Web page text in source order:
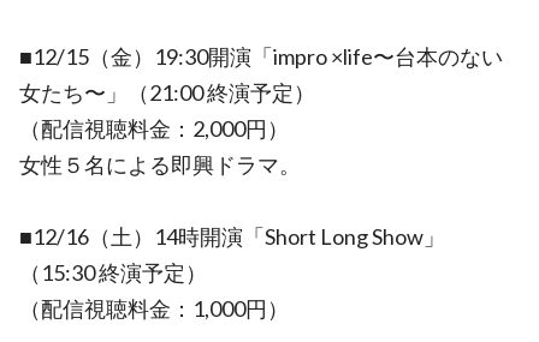
■12/15（金）19:30開演「impro ×life〜台本のない
女たち〜」（21:00 終演予定）
（配信視聴料金：2,000円）
女性５名による即興ドラマ。
■12/16（土）14時開演「Short Long Show」
（15:30 終演予定）
（配信視聴料金：1,000円）